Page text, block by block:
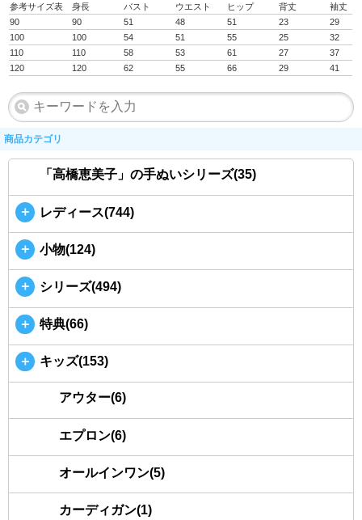
参考サイズ表 身長 バスト ウエスト ヒップ 背丈
袖丈
90
90 51 48 51 23
29
100
100 54 51 55 25
32
110
110 58 53 61 27
37
120
120 62 55 66 29 41
商品カテゴリ
「高橋恵美子」の手ぬいシリーズ(35)
＋ レディース(744)
＋ 小物(124)
＋ シリーズ(494)
＋ 特典(66)
＋ キッズ(153)
アウター(6)
エプロン(6)
オールインワン(5)
カーディガン(1)